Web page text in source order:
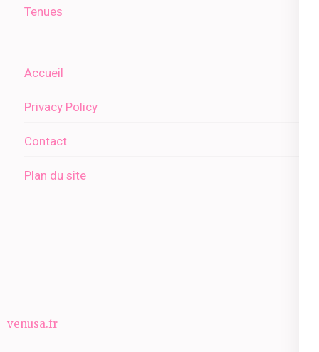
Tenues
Accueil
Privacy Policy
Contact
Plan du site
venusa.fr